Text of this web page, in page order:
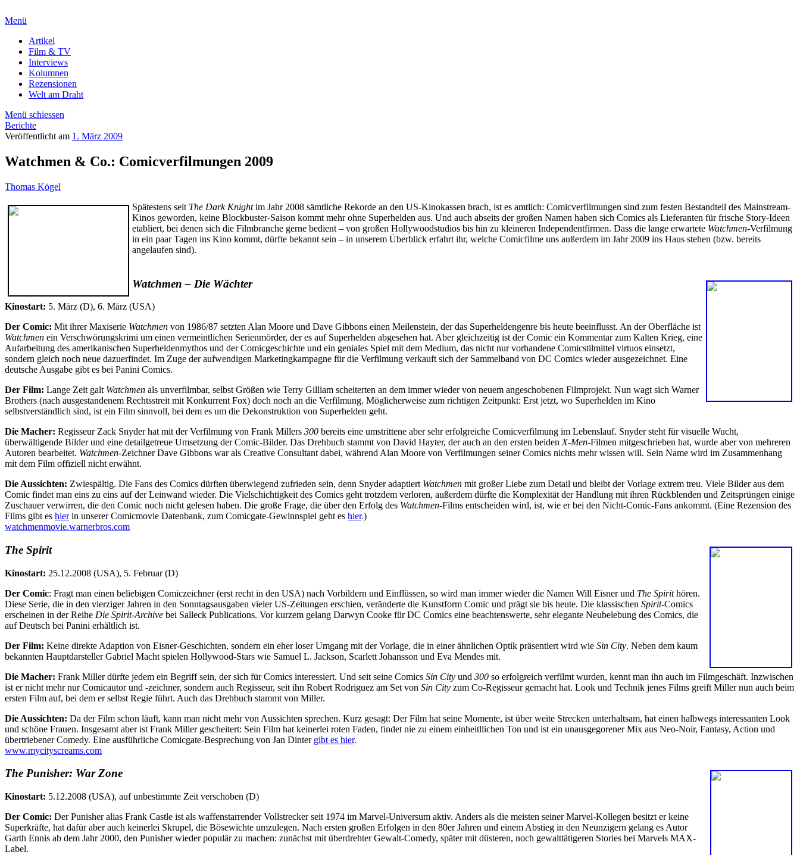
Menü
Artikel
Film & TV
Interviews
Kolumnen
Rezensionen
Welt am Draht
Menü schiessen
Berichte
Veröffentlicht am 1. März 2009
Watchmen & Co.: Comicverfilmungen 2009
Thomas Kögel
Spätestens seit The Dark Knightim Jahr 2008 sämtliche Rekorde an den US-Kinokassen brach, ist es amtlich: Comicverfilmungen sind zum festen Bestandteil des Mainstream-
Kinos geworden, keine Blockbuster-Saison kommt mehr ohne Superhelden aus. Und auch abseits der großen Namen haben sich Comics als Lieferanten für frische Story-Ideen
etabliert, bei denen sich die Filmbranche gerne bedient – von großen Hollywoodstudios bis hin zu kleineren Independentfirmen. Dass die lange erwartete Watchmen-Verfilmung
in ein paar Tagen ins Kino kommt, dürfte bekannt sein – in unserem Überblick erfahrt ihr, welche Comicfilme uns außerdem im Jahr 2009 ins Haus stehen (bzw. bereits
angelaufen sind).
Watchmen – Die Wächter
Kinostart: 5. März (D), 6. März (USA)
Der Comic: Mit ihrer Maxiserie Watchmen von 1986/87 setzten Alan Moore und Dave Gibbons einen Meilenstein, der das Superheldengenre bis heute beeinflusst. An der Oberfläche ist
Watchmen ein Verschwörungskrimi um einen vermeintlichen Serienmörder, der es auf Superhelden abgesehen hat. Aber gleichzeitig ist der Comic ein Kommentar zum Kalten Krieg, eine
Aufarbeitung des amerikanischen Superheldenmythos und der Comicgeschichte und ein geniales Spiel mit dem Medium, das nicht nur vorhandene Comicstilmittel virtuos einsetzt,
sondern gleich noch neue dazuerfindet. Im Zuge der aufwendigen Marketingkampagne für die Verfilmung verkauft sich der Sammelband von DC Comics wieder ausgezeichnet. Eine
deutsche Ausgabe gibt es bei Panini Comics.
Der Film: Lange Zeit galt Watchmen als unverfilmbar, selbst Größen wie Terry Gilliam scheiterten an dem immer wieder von neuem angeschobenen Filmprojekt. Nun wagt sich Warner
Brothers (nach ausgestandenem Rechtsstreit mit Konkurrent Fox) doch noch an die Verfilmung. Möglicherweise zum richtigen Zeitpunkt: Erst jetzt, wo Superhelden im Kino
selbstverständlich sind, ist ein Film sinnvoll, bei dem es um die Dekonstruktion von Superhelden geht.
Die Macher: Regisseur Zack Snyder hat mit der Verfilmung von Frank Millers 300 bereits eine umstrittene aber sehr erfolgreiche Comicverfilmung im Lebenslauf. Snyder steht für visuelle Wucht,
überwältigende Bilder und eine detailgetreue Umsetzung der Comic-Bilder. Das Drehbuch stammt von David Hayter, der auch an den ersten beiden X-Men-Filmen mitgeschrieben hat, wurde aber von mehreren
Autoren bearbeitet. Watchmen-Zeichner Dave Gibbons war als Creative Consultant dabei, während Alan Moore von Verfilmungen seiner Comics nichts mehr wissen will. Sein Name wird im Zusammenhang
mit dem Film offiziell nicht erwähnt.
Die Aussichten: Zwiespältig. Die Fans des Comics dürften überwiegend zufrieden sein, denn Snyder adaptiert Watchmen mit großer Liebe zum Detail und bleibt der Vorlage extrem treu. Viele Bilder aus dem
Comic findet man eins zu eins auf der Leinwand wieder. Die Vielschichtigkeit des Comics geht trotzdem verloren, außerdem dürfte die Komplexität der Handlung mit ihren Rückblenden und Zeitsprüngen einige
Zuschauer verwirren, die den Comic noch nicht gelesen haben. Die große Frage, die über den Erfolg des Watchmen-Films entscheiden wird, ist, wie er bei den Nicht-Comic-Fans ankommt. (Eine Rezension des
Films gibt es hierin unserer Comicmovie Datenbank, zum Comicgate-Gewinnspiel geht es hier.)
watchmenmovie.warnerbros.com
The Spirit
Kinostart: 25.12.2008 (USA), 5. Februar (D)
Der Comic: Fragt man einen beliebigen Comiczeichner (erst recht in den USA) nach Vorbildern und Einflüssen, so wird man immer wieder die Namen Will Eisner und The Spirithören.
Diese Serie, die in den vierziger Jahren in den Sonntagsausgaben vieler US-Zeitungen erschien, veränderte die Kunstform Comic und prägt sie bis heute. Die klassischen Spirit-Comics
erscheinen in der Reihe Die Spirit-Archive bei Salleck Publications. Vor kurzem gelang Darwyn Cooke für DC Comics eine beachtenswerte, sehr elegante Neubelebung des Comics, die
auf Deutsch bei Panini erhältlich ist.
Der Film: Keine direkte Adaption von Eisner-Geschichten, sondern ein eher loser Umgang mit der Vorlage, die in einer ähnlichen Optik präsentiert wird wie Sin City. Neben dem kaum
bekannten Hauptdarsteller Gabriel Macht spielen Hollywood-Stars wie Samuel L. Jackson, Scarlett Johansson und Eva Mendes mit.
Die Macher: Frank Miller dürfte jedem ein Begriff sein, der sich für Comics interessiert. Und seit seine Comics Sin City und 300 so erfolgreich verfilmt wurden, kennt man ihn auch im Filmgeschäft. Inzwischen
ist er nicht mehr nur Comicautor und -zeichner, sondern auch Regisseur, seit ihn Robert Rodriguez am Set von Sin City zum Co-Regisseur gemacht hat. Look und Technik jenes Films greift Miller nun auch beim
ersten Film auf, bei dem er selbst Regie führt. Auch das Drehbuch stammt von Miller.
Die Aussichten: Da der Film schon läuft, kann man nicht mehr von Aussichten sprechen. Kurz gesagt: Der Film hat seine Momente, ist über weite Strecken unterhaltsam, hat einen halbwegs interessanten Look
und schöne Frauen. Insgesamt aber ist Frank Miller gescheitert: Sein Film hat keinerlei roten Faden, findet nie zu einem einheitllichen Ton und ist ein unausgegorener Mix aus Neo-Noir, Fantasy, Action und
übertriebener Comedy. Eine ausführliche Comicgate-Besprechung von Jan Dinter gibt es hier.
www.mycityscreams.com
The Punisher: War Zone
Kinostart: 5.12.2008 (USA), auf unbestimmte Zeit verschoben (D)
Der Comic: Der Punisher alias Frank Castle ist als waffenstarrender Vollstrecker seit 1974 im Marvel-Universum aktiv. Anders als die meisten seiner Marvel-Kollegen besitzt er keine
Superkräfte, hat dafür aber auch keinerlei Skrupel, die Bösewichte umzulegen. Nach ersten großen Erfolgen in den 80er Jahren und einem Abstieg in den Neunzigern gelang es Autor
Garth Ennis ab dem Jahr 2000, den Punisher wieder populär zu machen: zunächst mit überdrehter Gewalt-Comedy, später mit düsteren, noch gewalttätigeren Stories bei Marvels MAX-
Label.